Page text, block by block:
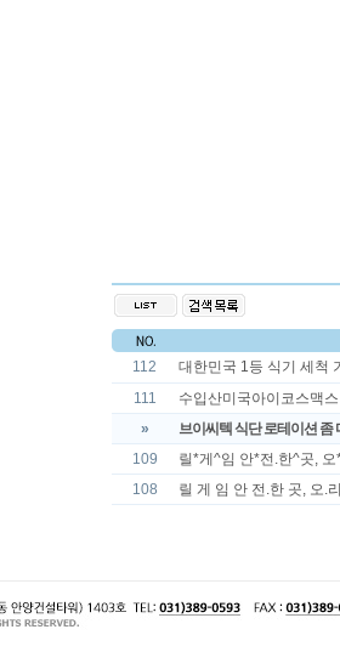
112
대한민국 1등 식기 세척
111
수입산미국아이코스맥
»
브이씨텍 식단 로테이션 좀
109
릴*게^임 안*전.한^곳,
108
릴 게 임 안 전.한 곳, 오.